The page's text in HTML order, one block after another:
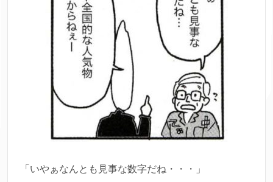
「いやぁなんとも見事な数字だね・・・」